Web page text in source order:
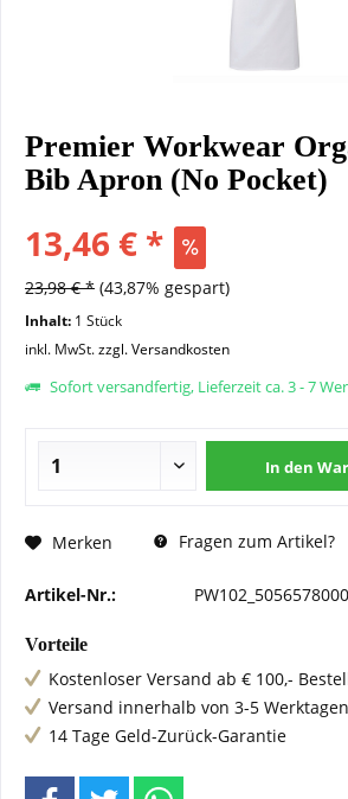
Premier Workwear
Bib Apron (No Pocket)
13,46 € *
23,98 € * (43,87% gespart)
Inhalt: 1 Stück
inkl. MwSt.zzgl. Versandkosten
Sofort versandfertig, Lieferzeit ca. 3 - 7
In den
Merken Fragen zum Artikel?
Artikel-Nr.:
Vorteile
Kostenloser Versand ab € 100,-
Versand innerhalb von 3-5 Werktagen
14 Tage Geld-Zurück-Garantie